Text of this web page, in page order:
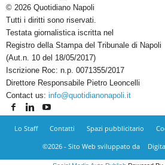
© 2026 Quotidiano Napoli
Tutti i diritti sono riservati.
Testata giornalistica iscritta nel
Registro della Stampa del Tribunale di Napoli
(Aut.n. 10 del 18/05/2017)
Iscrizione Roc: n.p. 0071355/2017
Direttore Responsabile Pietro Leoncelli
Contact us: info@quotidianonapoli.it
Lo Staff Contatti Spazi pubblicitario
©2026 - Sito Web sviluppato da